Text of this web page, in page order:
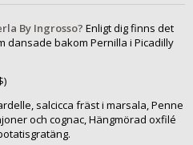
By Ingrosso? Enligt dig finns det
dansade bakom Pernilla i Picadilly
salcicca fräst i marsala, Penne
och cognac, Hängmörad oxfilé